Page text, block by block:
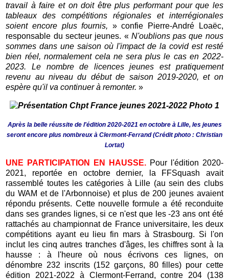
travail à faire et on doit être plus performant pour que les
tableaux des compétitions régionales et interrégionales
soient encore plus fournis, » confie Pierre-André Loaëc,
responsable du secteur jeunes. « N'oublions pas que nous
sommes dans une saison où l'impact de la covid est resté
bien réel, normalement cela ne sera plus le cas en 2022-
2023. Le nombre de licences jeunes est pratiquement
revenu au niveau du début de saison 2019-2020, et on
espère qu'il va continuer à remonter.»
Après la belle réussite de l'édition 2020-2021 en octobre à Lille, les jeunes
seront encore plus nombreux à Clermont-Ferrand (Crédit photo : Christian
Lortat)
UNE PARTICIPATION EN HAUSSE. Pour l'édition 2020-
2021, reportée en octobre dernier, la FFSquash avait
rassemblé toutes les catégories à Lille (au sein des clubs
du WAM et de l'Arbonnoise) et plus de 200 jeunes avaient
répondu présents. Cette nouvelle formule a été reconduite
dans ses grandes lignes, si ce n'est que les -23 ans ont été
rattachés au championnat de France universitaire, les deux
compétitions ayant eu lieu fin mars à Strasbourg. Si l'on
inclut les cinq autres tranches d'âges, les chiffres sont à la
hausse : à l'heure où nous écrivons ces lignes, on
dénombre 232 inscrits (152 garçons, 80 filles) pour cette
édition 2021-2022 à Clermont-Ferrand, contre 204 (138